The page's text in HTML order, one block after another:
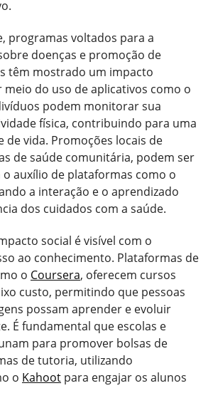
programas voltados para a
doenças e promoção de
têm mostrado um impacto
meio do uso de aplicativos como o
podem monitorar sua
física, contribuindo para uma
de vida. Promoções locais de
de saúde comunitária, podem ser
o auxílio de plataformas como o
a interação e o aprendizado
dos cuidados com a saúde.
social é visível com o
ao conhecimento. Plataformas de
o Coursera, oferecem cursos
custo, permitindo que pessoas
possam aprender e evoluir
É fundamental que escolas e
para promover bolsas de
de tutoria, utilizando
o Kahoot para engajar os alunos